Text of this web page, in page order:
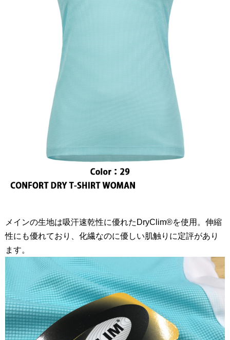
メインの生地は吸汗速乾性に優れたDryClim®を使用。伸縮
性にも優れており、化繊なのに優しい肌触りに定評があり
ます。